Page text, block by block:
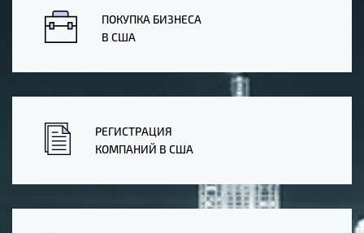
ПОКУПКА БИЗНЕСА
В США
РЕГИСТРАЦИЯ
КОМПАНИЙ В США